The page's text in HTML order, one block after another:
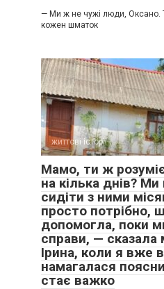
— Ми ж не чужі люди, Оксано.
кожен шматок
життєві історії
Мамо, ти ж
на кілька днів?
сидіти з ними
просто потрібно,
допомогла, поки
справи, — сказала
Ірина, коли я вже
намагалася
стає важко